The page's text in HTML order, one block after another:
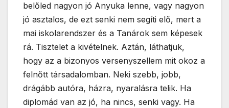
belőled nagyon jó Anyuka lenne, vagy nagyon
jó asztalos, de ezt senki nem segíti elő, mert a
mai iskolarendszer és a Tanárok sem képesek
rá. Tisztelet a kivételnek. Aztán, láthatjuk,
hogy az a bizonyos versenyszellem mit okoz a
felnőtt társadalomban. Neki szebb, jobb,
drágább autóra, házra, nyaralásra telik. Ha
diplomád van az jó, ha nincs, senki vagy. Ha